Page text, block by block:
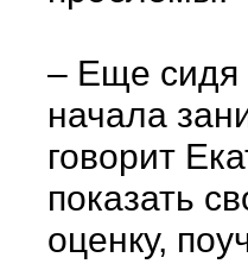
– Еще сидя
начала
говорит
показать
оценку,